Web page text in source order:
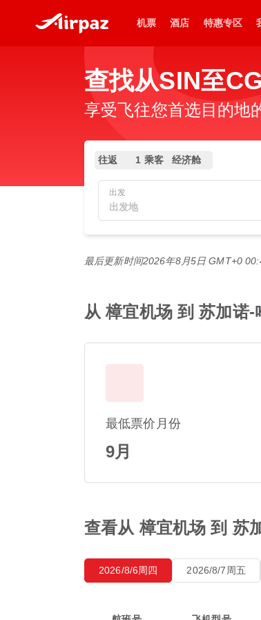
机票 酒店 特惠专区
查找从SIN至
享受飞往您首选目的地
往返 1 乘客 经济舱
出发
最后更新时间2026年8月5日 GMT+0
从 樟宜机场 到 苏加诺
最低票价月份
9月
查看从 樟宜机场 到 苏
2026/8/6周四 2026/8/7周五